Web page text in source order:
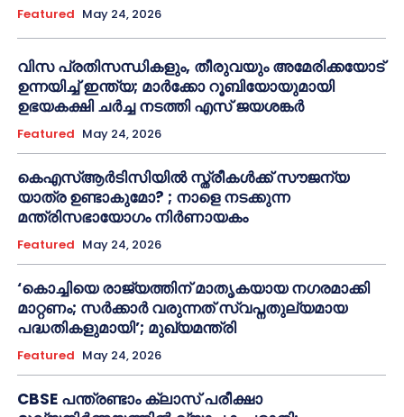
Featured May 24, 2026
വിസ പ്രതിസന്ധികളും, തീരുവയും അമേരിക്കയോട്
ഉന്നയിച്ച് ഇന്ത്യ; മാർക്കോ റൂബിയോയുമായി
ഉഭയകക്ഷി ചർച്ച നടത്തി എസ് ജയശങ്കർ
Featured May 24, 2026
കെഎസ്ആർടിസിയിൽ സ്ത്രീകൾക്ക് സൗജന്യ
യാത്ര ഉണ്ടാകുമോ? ; നാളെ നടക്കുന്ന
മന്ത്രിസഭായോഗം നിർണായകം
Featured May 24, 2026
‘കൊച്ചിയെ രാജ്യത്തിന് മാതൃകയായ നഗരമാക്കി
മാറ്റണം; സർക്കാർ വരുന്നത് സ്വപ്നതുല്യമായ
പദ്ധതികളുമായി’; മുഖ്യമന്ത്രി
Featured May 24, 2026
CBSE പന്ത്രണ്ടാം ക്ലാസ് പരീക്ഷാ